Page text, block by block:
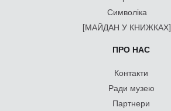
Символіка
[МАЙДАН У КНИЖКАХ]
ПРО НАС
Контакти
Ради музею
Партнери